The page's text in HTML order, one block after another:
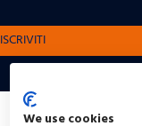
ISCRIVITI
We use cookies